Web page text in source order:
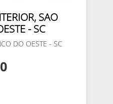
SAO
- SC
DO OESTE - SC